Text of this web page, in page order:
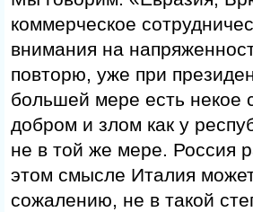
коммерческое
внимания на
повторю, уже при
большей мере есть некое
добром и злом как у
не в той же мере. Россия
этом смысле Италия
сожалению, не в такой